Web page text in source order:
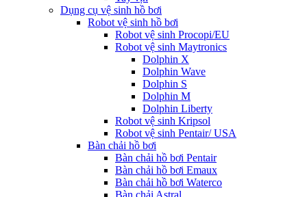
Dụng cụ vệ sinh hồ bơi
Robot vệ sinh hồ bơi
Robot vệ sinh Procopi/EU
Robot vệ sinh Maytronics
Dolphin X
Dolphin Wave
Dolphin S
Dolphin M
Dolphin Liberty
Robot vệ sinh Kripsol
Robot vệ sinh Pentair/ USA
Bàn chải hồ bơi
Bàn chải hồ bơi Pentair
Bàn chải hồ bơi Emaux
Bàn chải hồ bơi Waterco
Bàn chải Astral